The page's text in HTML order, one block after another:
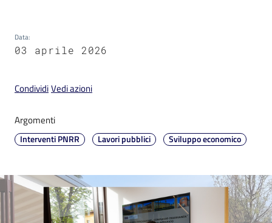
V
i
i
t
r
e
o
Data:
03 aprile 2026
CondividiVedi azioni
Argomenti
Interventi PNRR Lavori pubblici Sviluppo economico